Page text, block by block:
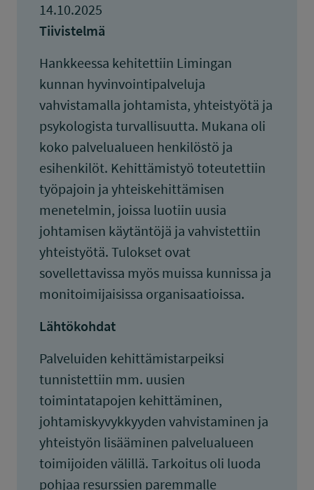
14.10.2025
Tiivistelmä
Hankkeessa kehitettiin Limingan
kunnan hyvinvointipalveluja
vahvistamalla johtamista, yhteistyötä ja
psykologista turvallisuutta. Mukana oli
koko palvelualueen henkilöstö ja
esihenkilöt. Kehittämistyö toteutettiin
työpajoin ja yhteiskehittämisen
menetelmin, joissa luotiin uusia
johtamisen käytäntöjä ja vahvistettiin
yhteistyötä. Tulokset ovat
sovellettavissa myös muissa kunnissa ja
monitoimijaisissa organisaatioissa.
Lähtökohdat
Palveluiden kehittämistarpeiksi
tunnistettiin mm. uusien
toimintatapojen kehittäminen,
johtamiskyvykkyyden vahvistaminen ja
yhteistyön lisääminen palvelualueen
toimijoiden välillä. Tarkoitus oli luoda
pohjaa resurssien paremmalle